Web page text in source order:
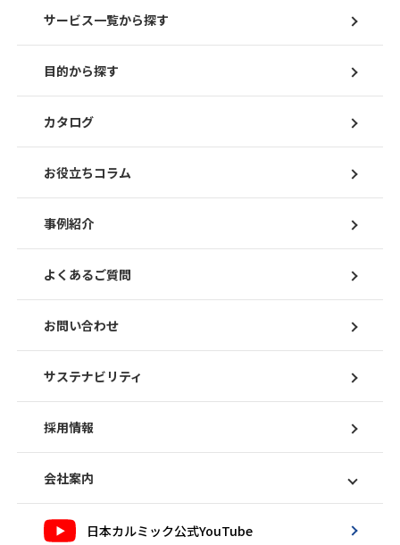
サービス一覧から探す
目的から探す
カタログ
お役立ちコラム
事例紹介
よくあるご質問
お問い合わせ
サステナビリティ
採用情報
会社案内
日本カルミック公式YouTube